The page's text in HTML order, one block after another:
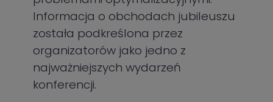
Informacja o obchodach jubileuszu
została podkreślona przez
organizatorów jako jedno z
najważniejszych wydarzeń
konferencji.